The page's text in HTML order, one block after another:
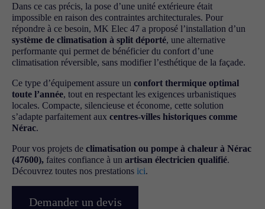
Dans ce cas précis, la pose d’une unité extérieure était
impossible en raison des contraintes architecturales. Pour
répondre à ce besoin, MK Elec 47 a proposé l’installation d’un
système de climatisation à split déporté, une alternative
performante qui permet de bénéficier du confort d’une
climatisation réversible, sans modifier l’esthétique de la façade.
Ce type d’équipement assure un confort thermique optimal
toute l’année, tout en respectant les exigences urbanistiques
locales. Compacte, silencieuse et économe, cette solution
s’adapte parfaitement aux centres-villes historiques comme
Nérac.
Pour vos projets de climatisation ou pompe à chaleur à Nérac
(47600), faites confiance à un artisan électricien qualifié.
Découvrez toutes nos prestations ici.
Demander un devis